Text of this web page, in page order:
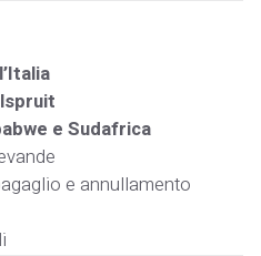
e Sudafrica
e annullamento